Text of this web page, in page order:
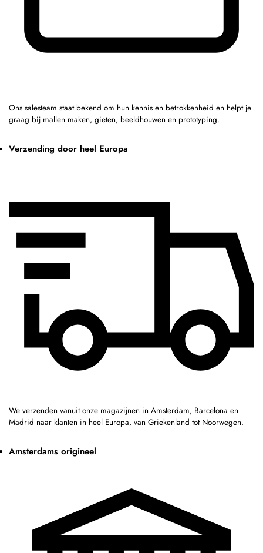
Ons salesteam staat bekend om hun kennis en betrokkenheid en helpt je
graag bij mallen maken, gieten, beeldhouwen en prototyping.
Verzending door heel Europa
We verzenden vanuit onze magazijnen in Amsterdam, Barcelona en
Madrid naar klanten in heel Europa, van Griekenland tot Noorwegen.
Amsterdams origineel